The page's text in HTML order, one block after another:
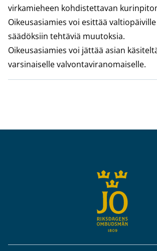
virkamieheen kohdistettavan
Oikeusasiamies voi esittää
säädöksiin tehtäviä muutoksia.
Oikeusasiamies voi jättää asian
varsinaiselle valvontaviranomaiselle.